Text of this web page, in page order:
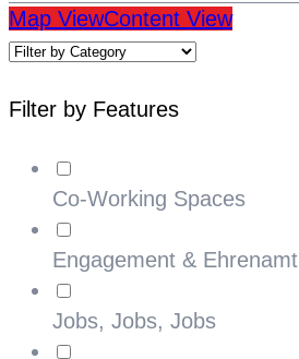
Map ViewContent View
Filter by Features
Co-Working Spaces
Engagement & Ehrenamt
Jobs, Jobs, Jobs